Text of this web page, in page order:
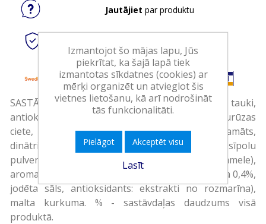
Jautājiet par produktu
SASTĀVDAĻAS: Jodēta sāls, palmu tauki (palmu tauki,
antioksidants: ekstrakti no rozmarīna), kukurūzas
ciete, garšas pastiprinātāji (mononātrija glutamāts,
dinātrija5'-ribonukleotīdi), cukurs, kaltētu sīpolu
pulveris, krāsa (amonija sulfīta karamele),
aromatizētāji, liellopu gaļas pulveris (liellopu gaļa 0,4%,
jodēta sāls, antioksidants: ekstrakti no rozmarīna),
malta kurkuma. % - sastāvdaļas daudzums visā
produktā.
Izmantojot šo mājas lapu, Jūs
piekrītat, ka šajā lapā tiek
izmantotas sīkdatnes (cookies) ar
mērķi organizēt un atvieglot šis
vietnes lietošanu, kā arī nodrošināt
tās funkcionalitāti.
Pielāgot Akceptēt visu
Lasīt